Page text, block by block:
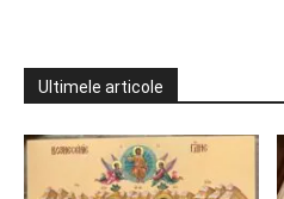
Ultimele articole